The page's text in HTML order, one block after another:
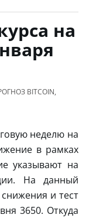
на
BITCOIN,
неделю на
в рамках
указывают на
На данный
и тест
3650. Откуда